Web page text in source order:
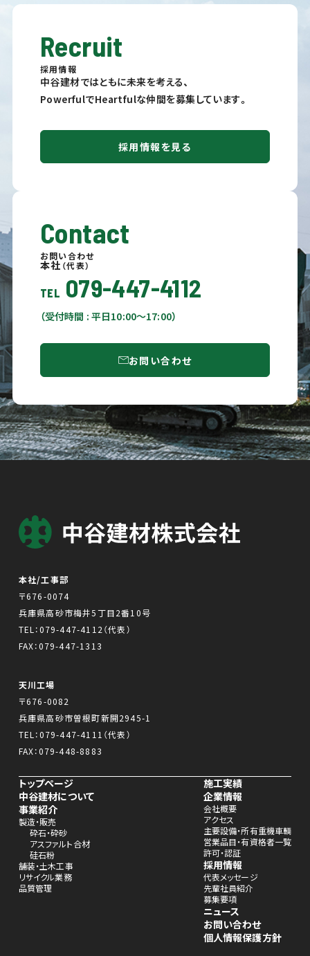
Recruit
採用情報
中谷建材ではともに未来を考える、
PowerfulでHeartfulな仲間を募集しています。
採用情報を見る
Contact
お問い合わせ
本社 （代表）
TEL 079-447-4112
（受付時間 : 平日10:00〜17:00）
お問い合わせ
本社/工事部
〒676-0074
兵庫県高砂市梅井5丁目2番10号
TEL：079-447-4112（代表）
FAX：079-447-1313
天川工場
〒676-0082
兵庫県高砂市曽根町新開2945-1
TEL：079-447-4111 （代表）
FAX：079-448-8883
トップページ
中谷建材について
事業紹介
製造・販売
砕石・砕砂
アスファルト合材
硅石粉
舗装・土木工事
リサイクル業務
品質管理
施工実績
企業情報
会社概要
アクセス
主要設備・所有重機車輌
営業品目・有資格者一覧
許可・認証
採用情報
代表メッセージ
先輩社員紹介
募集要項
ニュース
お問い合わせ
個人情報保護方針